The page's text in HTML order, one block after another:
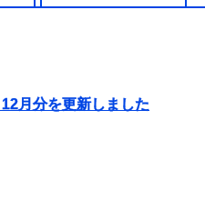
月分を更新しました